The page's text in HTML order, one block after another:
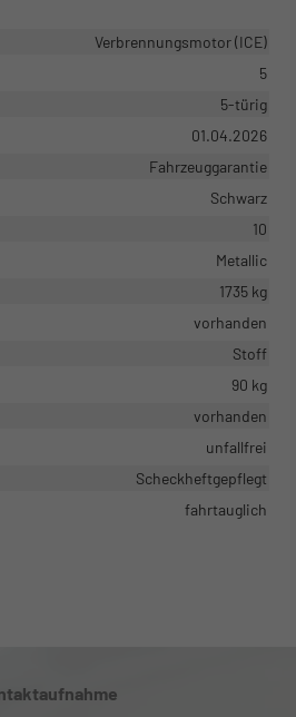
Verbrennungsmotor (ICE)
5
5-türig
01.04.2026
Fahrzeuggarantie
Schwarz
10
Metallic
1735 kg
vorhanden
Stoff
90 kg
vorhanden
unfallfrei
Scheckheftgepflegt
fahrtauglich